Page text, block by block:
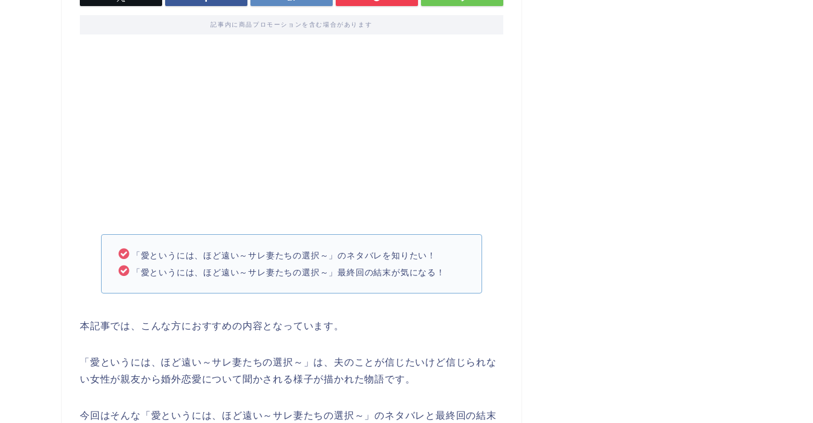
記事内に商品プロモーションを含む場合があります
「愛というには、ほど遠い～サレ妻たちの選択～」のネタバレを知りたい！
「愛というには、ほど遠い～サレ妻たちの選択～」最終回の結末が気になる！
本記事では、こんな方におすすめの内容となっています。
「愛というには、ほど遠い～サレ妻たちの選択～ 」は、夫のことが信じたいけど信じられな
い女性が親友から婚外恋愛について聞かされる様子が描かれた物語です。
今回はそんな「愛というには、ほど遠い～サレ妻たちの選択～」のネタバレと最終回の結末